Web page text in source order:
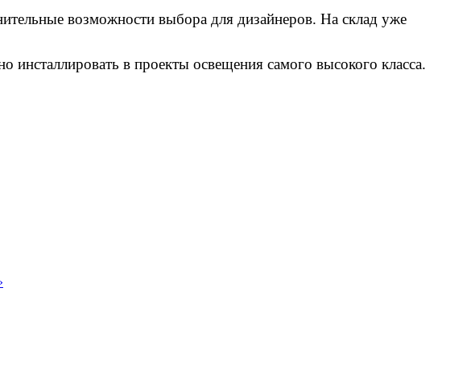
возможности выбора для дизайнеров. На склад уже
инсталлировать в проекты освещения самого высокого класса.